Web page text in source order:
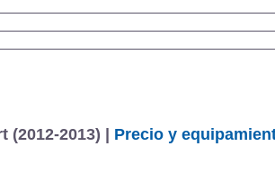
(2012-2013) | Precio y